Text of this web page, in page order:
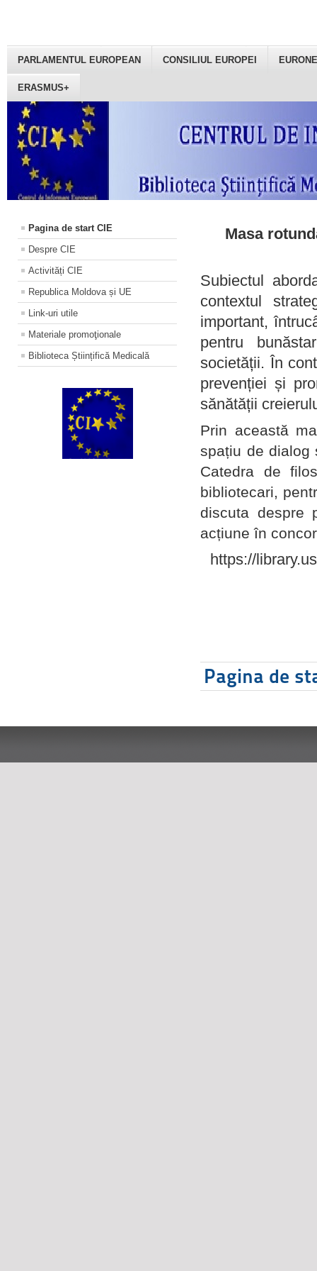
PARLAMENTUL EUROPEAN CONSILIUL EUROPEI
ERASMUS+
Pagina de start CIE
Despre CIE
Activități CIE
Republica Moldova și UE
Link-uri utile
Materiale promoţionale
Biblioteca Științifică Medicală
Masa
Subiectul
contextul
important,
pentru
societății. În
prevenției și
sănătății
Prin această
spațiu de dialog
Catedra de
bibliotecari,
discuta despre
acțiune în
https://
Pagina de